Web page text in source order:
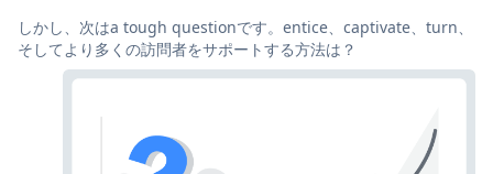
しかし、次はa tough questionです。entice、captivate、turn、
そしてより多くの訪問者をサポートする方法は？